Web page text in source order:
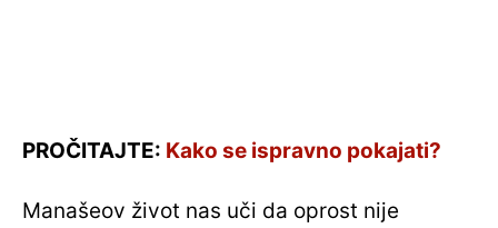
PROČITAJTE: Kako se ispravno pokajati?
Manašeov život nas uči da oprost nije